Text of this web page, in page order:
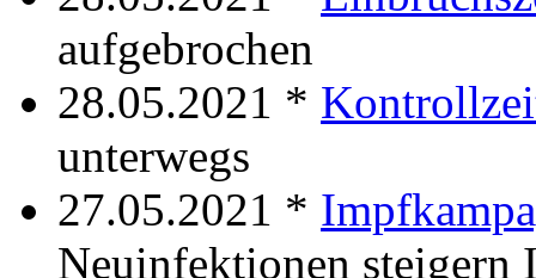
aufgebrochen
28.05.2021 *
unterwegs
27.05.2021 *
Neuinfektionen steigern